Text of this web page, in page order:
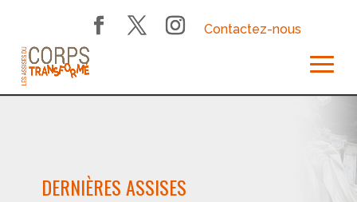
Contactez-nous
DERNIÈRES ASSISES